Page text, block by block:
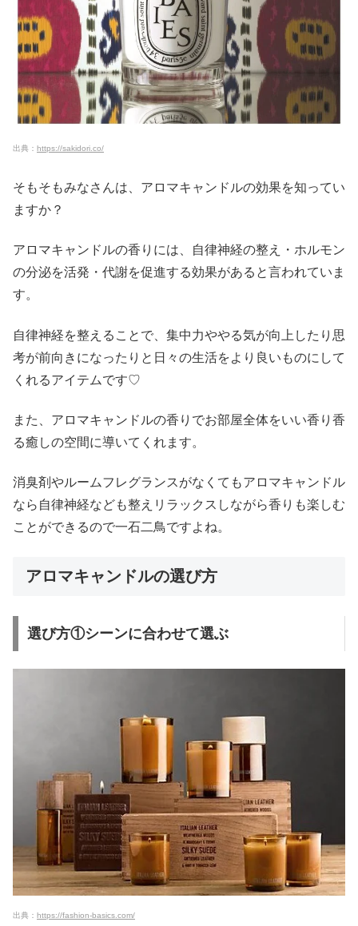
出典： https://sakidori.co/
そもそもみなさんは、アロマキャンドルの効果を知ってい
ますか？
アロマキャンドルの香りには、自律神経の整え・ホルモン
の分泌を活発・代謝を促進する効果があると言われていま
す。
自律神経を整えることで、集中力ややる気が向上したり思
考が前向きになったりと日々の生活をより良いものにして
くれるアイテムです♡
また、アロマキャンドルの香りでお部屋全体をいい香り香
る癒しの空間に導いてくれます。
消臭剤やルームフレグランスがなくてもアロマキャンドル
なら自律神経なども整えリラックスしながら香りも楽しむ
ことができるので一石二鳥ですよね。
アロマキャンドルの選び方
選び方①シーンに合わせて選ぶ
出典： https://fashion-basics.com/